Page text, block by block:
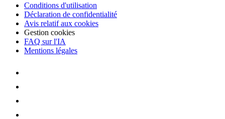
Conditions d'utilisation
Déclaration de confidentialité
Avis relatif aux cookies
Gestion cookies
FAQ sur l'IA
Mentions légales